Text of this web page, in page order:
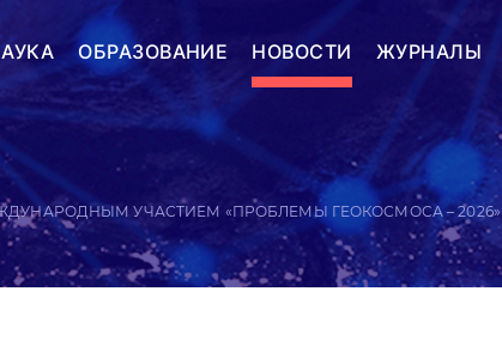
ОБРАЗОВАНИЕ НОВОСТИ ЖУРНАЛЫ
УЧАСТИЕМ «ПРОБЛЕМЫ ГЕОКОСМОСА – 2026»